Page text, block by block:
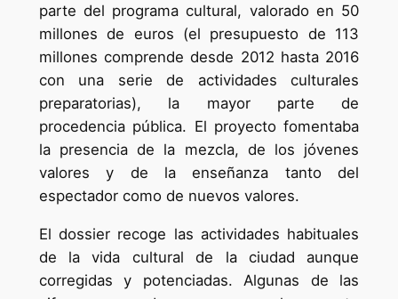
parte del programa cultural, valorado en 50
millones de euros (el presupuesto de 113
millones comprende desde 2012 hasta 2016
con una serie de actividades culturales
preparatorias), la mayor parte de
procedencia pública. El proyecto fomentaba
la presencia de la mezcla, de los jóvenes
valores y de la enseñanza tanto del
espectador como de nuevos valores.
El dossier recoge las actividades habituales
de la vida cultural de la ciudad aunque
corregidas y potenciadas. Algunas de las